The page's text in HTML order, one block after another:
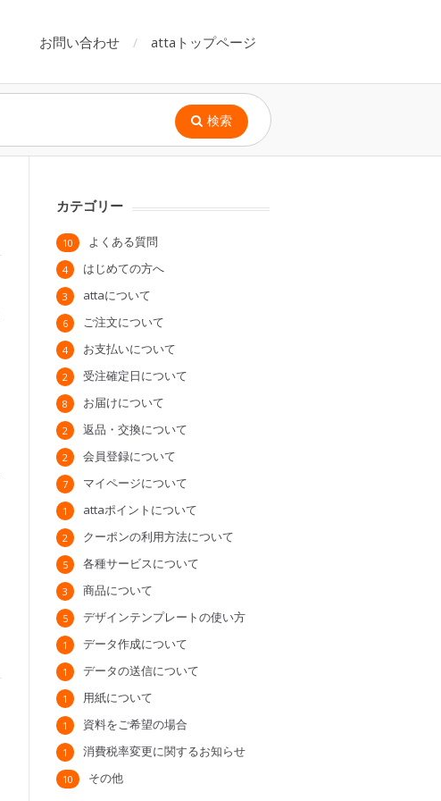
お問い合わせ attaトップページ
検索
カテゴリー
よくある質問
10
はじめての方へ
4
attaについて
3
ご注文について
6
お支払いについて
4
受注確定日について
2
お届けについて
8
返品・交換について
2
会員登録について
2
マイページについて
7
attaポイントについて
1
クーポンの利用方法について
2
各種サービスについて
5
商品について
3
デザインテンプレートの使い方
5
データ作成について
1
データの送信について
1
用紙について
1
資料をご希望の場合
1
消費税率変更に関するお知らせ
1
その他
10